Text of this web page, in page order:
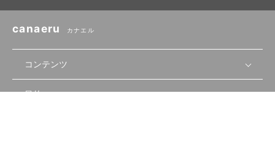
canaeru カナエル
コンテンツ
目的